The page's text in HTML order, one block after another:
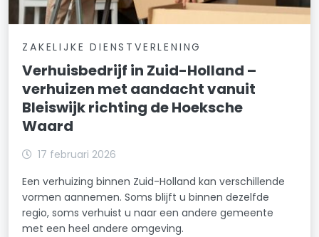
ZAKELIJKE DIENSTVERLENING
Verhuisbedrijf in Zuid-Holland –
verhuizen met aandacht vanuit
Bleiswijk richting de Hoeksche
Waard
17 februari 2026
Een verhuizing binnen Zuid-Holland kan verschillende
vormen aannemen. Soms blijft u binnen dezelfde
regio, soms verhuist u naar een andere gemeente
met een heel andere omgeving.